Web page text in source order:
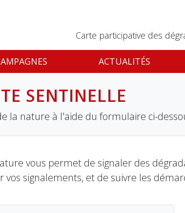
Carte participative des
ACTUALITÉS
SENTINELLE
la nature à l'aide du formulaire ci-
vous permet de signaler des
signalements, et de suivre les